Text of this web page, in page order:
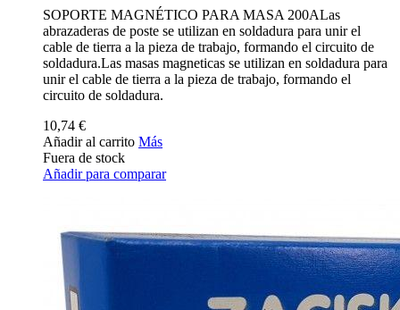
SOPORTE MAGNÉTICO PARA MASA 200ALas
abrazaderas de poste se utilizan en soldadura para unir el
cable de tierra a la pieza de trabajo, formando el circuito de
soldadura.Las masas magneticas se utilizan en soldadura para
unir el cable de tierra a la pieza de trabajo, formando el
circuito de soldadura.
10,74 €
Añadir al carrito Más
Fuera de stock
Añadir para comparar